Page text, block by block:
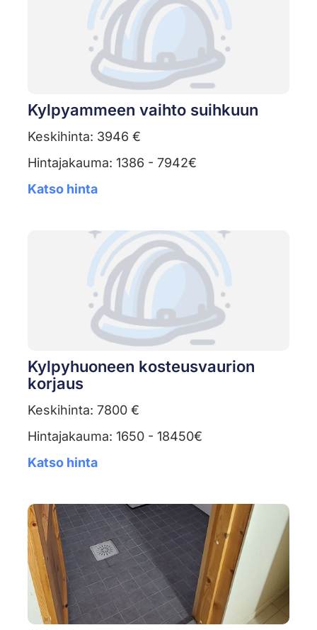
Kylpyammeen vaihto suihkuun
Keskihinta: 3946 €
Hintajakauma: 1386 - 7942€
Katso hinta
Kylpyhuoneen kosteusvaurion
korjaus
Keskihinta: 7800 €
Hintajakauma: 1650 - 18450€
Katso hinta